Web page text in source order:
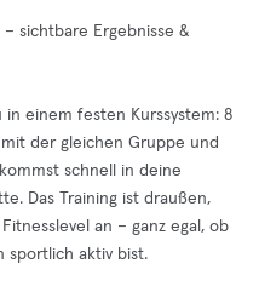
sichtbare Ergebnisse &
einem festen Kurssystem: 8
der gleichen Gruppe und
schnell in deine
Das Training ist draußen,
an – ganz egal, ob
sportlich aktiv bist.